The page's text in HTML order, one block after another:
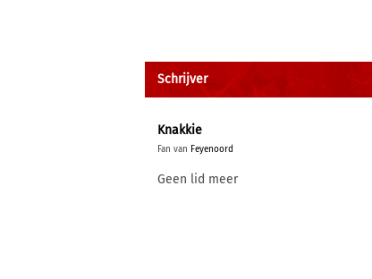
Schrijver
Knakkie
Fan van Feyenoord
Geen lid meer